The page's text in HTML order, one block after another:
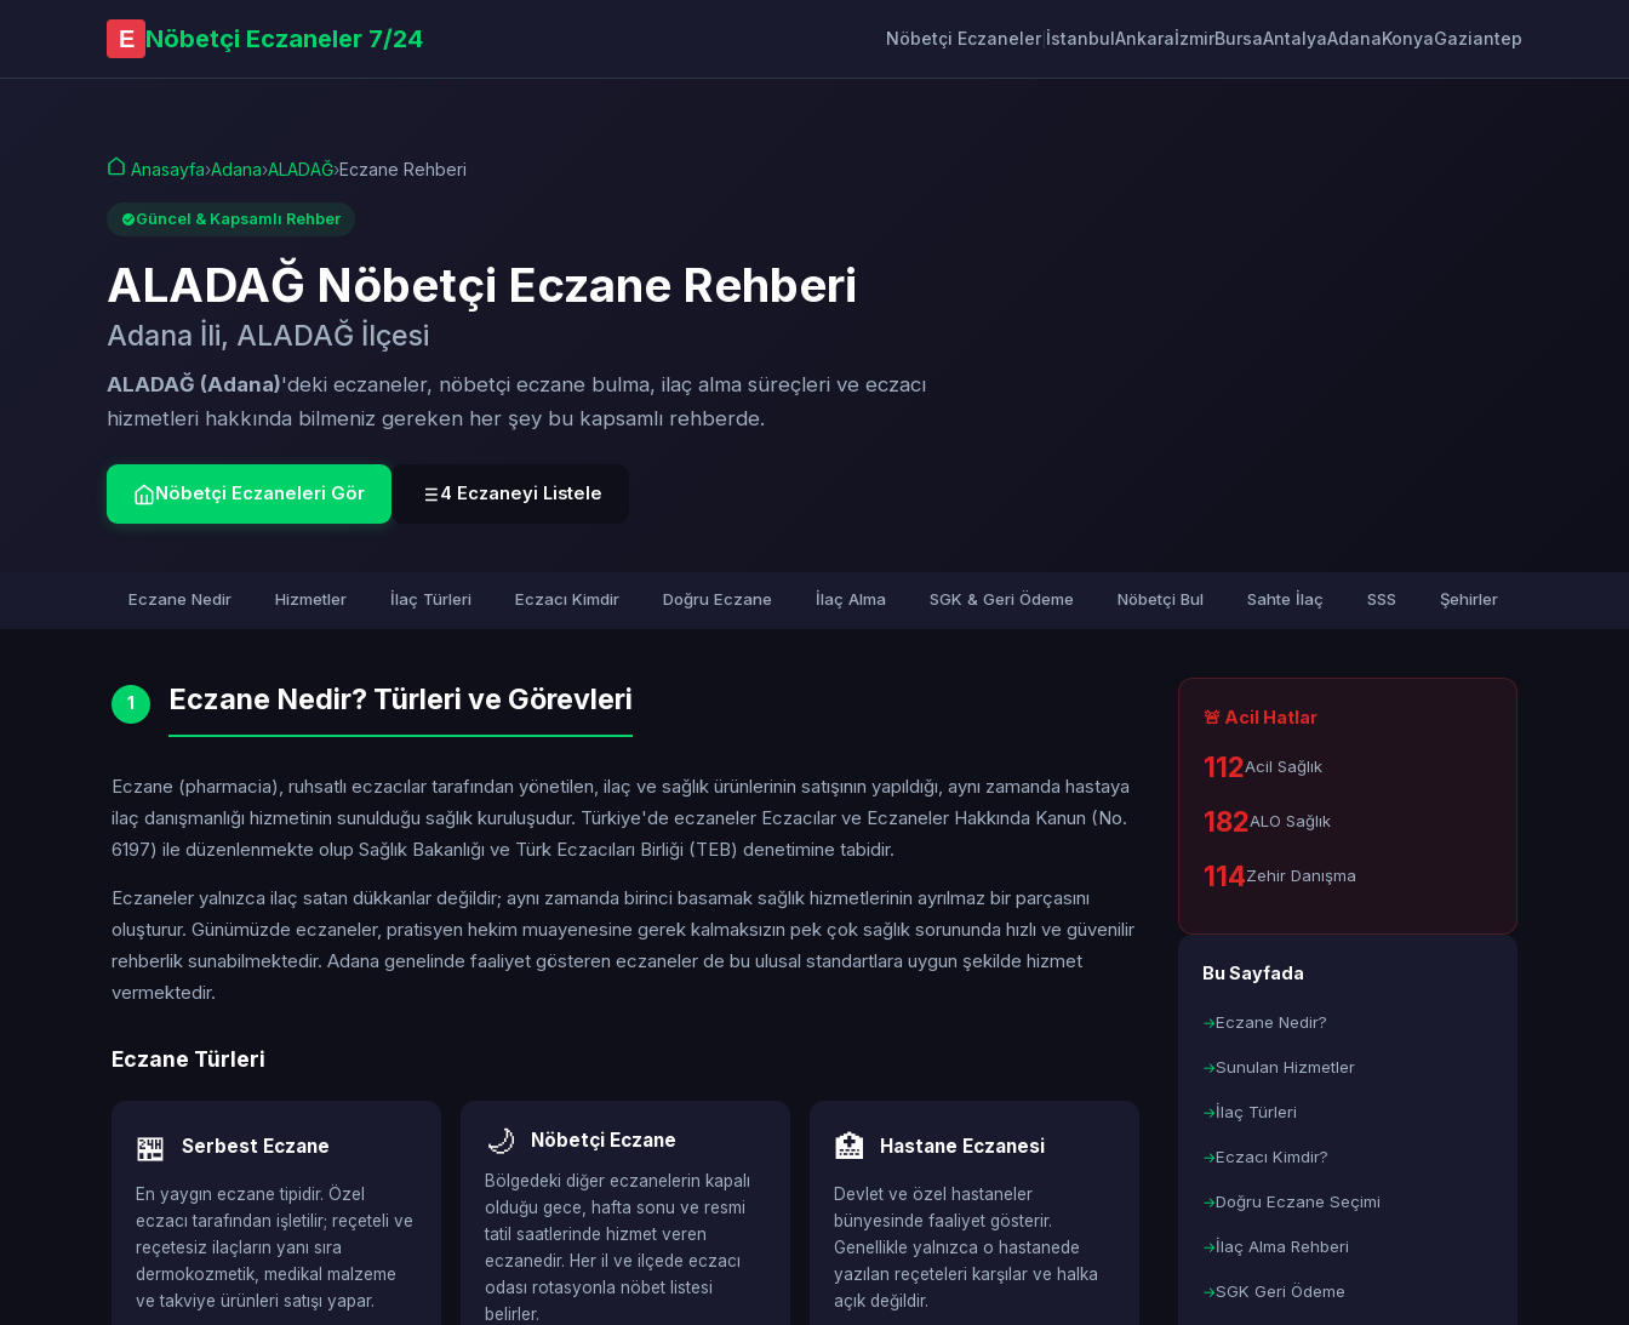
E Nöbetçi Eczaneler 7/24 Nöbetçi Eczaneler İstanbulAnkaraİzmirBursaAntalyaAdanaKonyaGaziantep
Anasayfa›Adana›ALADAĞ›Eczane Rehberi
Güncel & Kapsamlı Rehber
ALADAĞ Nöbetçi Eczane Rehberi
Adana İli, ALADAĞ İlçesi
ALADAĞ (Adana)'deki eczaneler, nöbetçi eczane bulma, ilaç alma süreçleri ve eczacı
hizmetleri hakkında bilmeniz gereken her şey bu kapsamlı rehberde.
Nöbetçi Eczaneleri Gör 4 Eczaneyi Listele
Eczane Nedir Hizmetler İlaç Türleri Eczacı Kimdir Doğru Eczane İlaç Alma SGK & Geri Ödeme Nöbetçi Bul Sahte İlaç SSS Şehirler
1 Eczane Nedir? Türleri ve Görevleri
Eczane (pharmacia), ruhsatlı eczacılar tarafından yönetilen, ilaç ve sağlık ürünlerinin satışının yapıldığı, aynı zamanda hastaya
ilaç danışmanlığı hizmetinin sunulduğu sağlık kuruluşudur. Türkiye'de eczaneler Eczacılar ve Eczaneler Hakkında Kanun (No.
6197) ile düzenlenmekte olup Sağlık Bakanlığı ve Türk Eczacıları Birliği (TEB) denetimine tabidir.
Eczaneler yalnızca ilaç satan dükkanlar değildir; aynı zamanda birinci basamak sağlık hizmetlerinin ayrılmaz bir parçasını
oluşturur. Günümüzde eczaneler, pratisyen hekim muayenesine gerek kalmaksızın pek çok sağlık sorununda hızlı ve güvenilir
rehberlik sunabilmektedir. Adana genelinde faaliyet gösteren eczaneler de bu ulusal standartlara uygun şekilde hizmet
vermektedir.
Eczane Türleri
🏪 Serbest Eczane
En yaygın eczane tipidir. Özel
eczacı tarafından işletilir; reçeteli ve
reçetesiz ilaçların yanı sıra
dermokozmetik, medikal malzeme
ve takviye ürünleri satışı yapar.
🌙 Nöbetçi Eczane
Bölgedeki diğer eczanelerin kapalı
olduğu gece, hafta sonu ve resmi
tatil saatlerinde hizmet veren
eczanedir. Her il ve ilçede eczacı
odası rotasyonla nöbet listesi
belirler.
🏥 Hastane Eczanesi
Devlet ve özel hastaneler
bünyesinde faaliyet gösterir.
Genellikle yalnızca o hastanede
yazılan reçeteleri karşılar ve halka
açık değildir.
🚨 Acil Hatlar
112Acil Sağlık
182ALO Sağlık
114Zehir Danışma
Bu Sayfada
Eczane Nedir?
Sunulan Hizmetler
İlaç Türleri
Eczacı Kimdir?
Doğru Eczane Seçimi
İlaç Alma Rehberi
SGK Geri Ödeme